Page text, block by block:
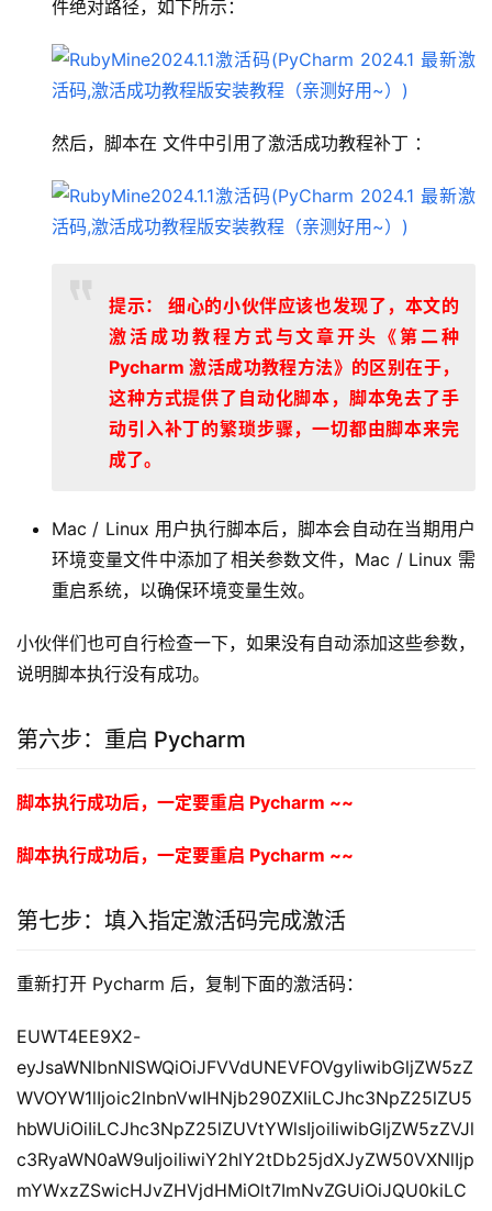
件绝对路径，如下所示：
然后，脚本在 文件中引用了激活成功教程补丁 ：
提示： 细心的小伙伴应该也发现了，本文的
激活成功教程方式与文章开头《第二种
Pycharm 激活成功教程方法》的区别在于，
这种方式提供了自动化脚本，脚本免去了手
动引入补丁的繁琐步骤，一切都由脚本来完
成了。
Mac / Linux 用户执行脚本后，脚本会自动在当期用户
环境变量文件中添加了相关参数文件，Mac / Linux 需
重启系统，以确保环境变量生效。
小伙伴们也可自行检查一下，如果没有自动添加这些参数，
说明脚本执行没有成功。
第六步：重启 Pycharm
脚本执行成功后，一定要重启 Pycharm ~~
脚本执行成功后，一定要重启 Pycharm ~~
第七步：填入指定激活码完成激活
重新打开 Pycharm 后，复制下面的激活码：
EUWT4EE9X2-
eyJsaWNlbnNlSWQiOiJFVVdUNEVFOVgyIiwibGljZW5zZ
WVOYW1lIjoic2lnbnVwIHNjb290ZXIiLCJhc3NpZ25lZU5
hbWUiOiIiLCJhc3NpZ25lZUVtYWlsIjoiIiwibGljZW5zZVJl
c3RyaWN0aW9uIjoiIiwiY2hlY2tDb25jdXJyZW50VXNlIjp
mYWxzZSwicHJvZHVjdHMiOlt7ImNvZGUiOiJQU0kiLC